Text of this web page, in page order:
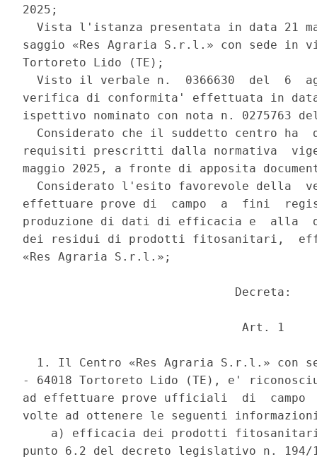
2025;
Vista l'istanza presentata in data 21
saggio «Res Agraria S.r.l.» con sede in
Tortoreto Lido (TE);
Visto il verbale n.  0366630  del  6
verifica di conformita' effettuata in data
ispettivo nominato con nota n. 0275763
Considerato che il suddetto centro ha
requisiti prescritti dalla normativa
maggio 2025, a fronte di apposita
Considerato l'esito favorevole della
effettuare prove di  campo  a  fini
produzione di dati di efficacia e  alla
dei residui di prodotti fitosanitari,
«Res Agraria S.r.l.»;
                              Decreta:
                               Art. 1
1. Il Centro «Res Agraria S.r.l.» con
- 64018 Tortoreto Lido (TE), e'
ad effettuare prove ufficiali  di
volte ad ottenere le seguenti
a) efficacia dei prodotti
punto 6.2 del decreto legislativo n.